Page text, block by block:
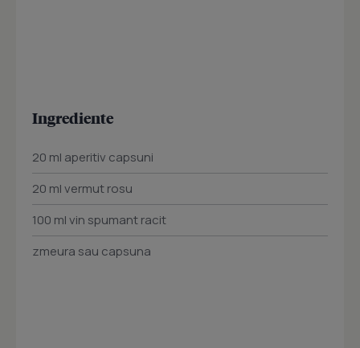
Ingrediente
20 ml aperitiv capsuni
20 ml vermut rosu
100 ml vin spumant racit
zmeura sau capsuna